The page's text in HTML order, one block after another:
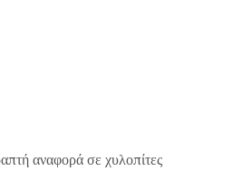
αναφορά σε χυλοπίτες